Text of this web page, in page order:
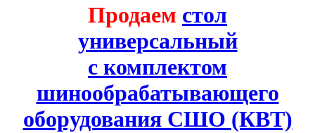
Продаем стол
универсальный
с комплектом
шинообрабатывающего
оборудования СШО (КВТ)